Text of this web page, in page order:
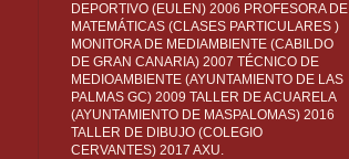
DEPORTIVO (EULEN) 2006 PROFESORA DE
MATEMÁTICAS (CLASES PARTICULARES )
MONITORA DE MEDIAMBIENTE (CABILDO
DE GRAN CANARIA) 2007 TÉCNICO DE
MEDIOAMBIENTE (AYUNTAMIENTO DE LAS
PALMAS GC) 2009 TALLER DE ACUARELA
(AYUNTAMIENTO DE MASPALOMAS) 2016
TALLER DE DIBUJO (COLEGIO
CERVANTES) 2017 AXU.